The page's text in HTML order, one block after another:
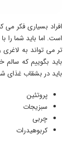
افراد بسیاری فکر می
است. اما باید شما
تر می تواند به
باید بگوییم که
باید در بشقاب غذای
پروتئین
سبزیجات
چربی
کربوهیدرات